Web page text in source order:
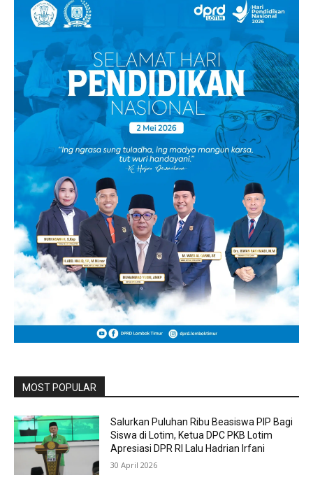
MOST POPULAR
Salurkan Puluhan Ribu Beasiswa PIP Bagi
Siswa di Lotim, Ketua DPC PKB Lotim
Apresiasi DPR RI Lalu Hadrian Irfani
30 April 2026